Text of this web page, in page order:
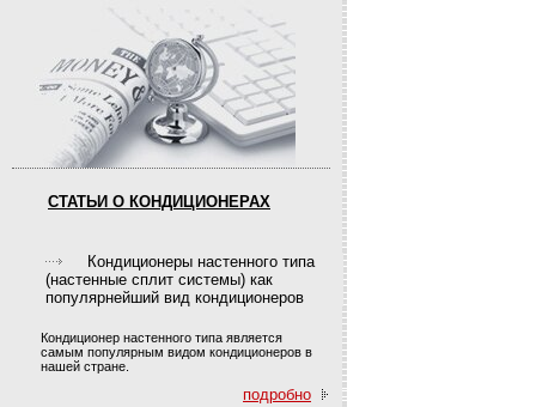
СТАТЬИ О КОНДИЦИОНЕРАХ
Кондиционеры настенного типа
(настенные сплит системы) как
популярнейший вид кондиционеров
Кондиционер настенного типа является
самым популярным видом кондиционеров в
нашей стране.
подробно